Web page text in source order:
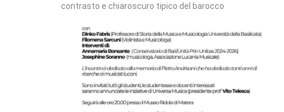
contrasto e chiaroscuro tipico del barocco